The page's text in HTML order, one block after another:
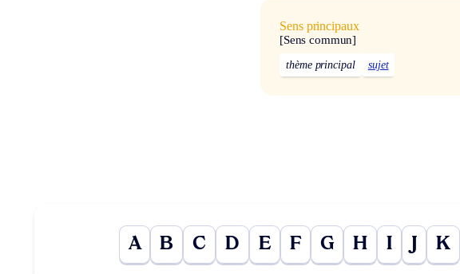
Sens principaux
[Sens commun]
thème principal sujet
A B C D E F G H I J K